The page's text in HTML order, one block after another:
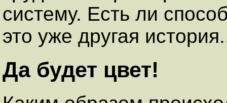
систему. Есть ли
это уже другая
Да будет цвет!